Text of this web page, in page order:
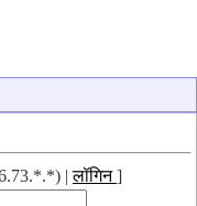
|लॉगिन]